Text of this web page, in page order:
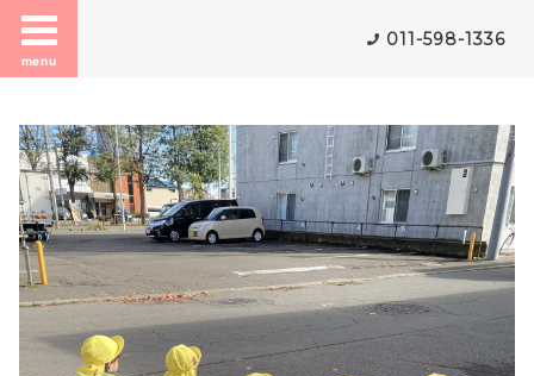
menu
011-598-1336